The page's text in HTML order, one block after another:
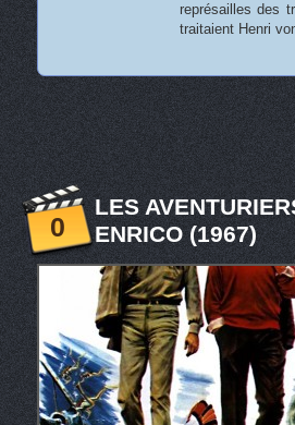
représailles des
traitaient Henri
0
LES
ENRICO (1967)